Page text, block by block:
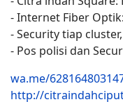
- Internet Fiber
- Security tiap
- Pos polisi dan
wa.me/
http://